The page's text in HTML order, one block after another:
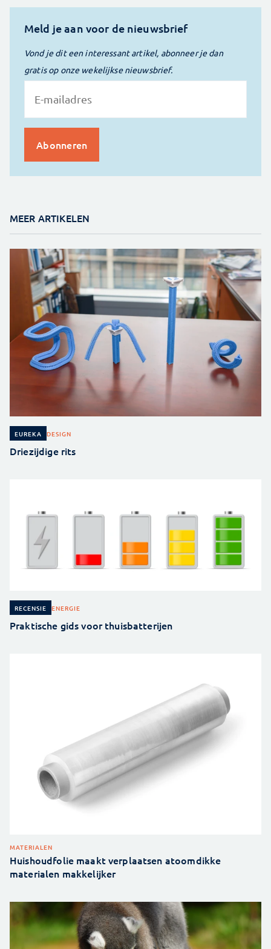
Meld je aan voor de nieuwsbrief
Vond je dit een interessant artikel, abonneer je dan
gratis op onze wekelijkse nieuwsbrief.
MEER ARTIKELEN
EUREKA DESIGN
Driezijdige rits
RECENSIE ENERGIE
Praktische gids voor thuisbatterijen
MATERIALEN
Huishoudfolie maakt verplaatsen atoomdikke
materialen makkelijker